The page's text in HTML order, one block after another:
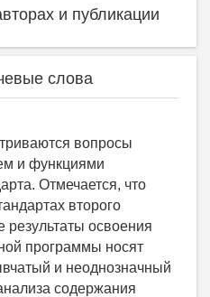
и публикации
слова
вопросы
и функциями
Отмечается, что
второго
освоения
программы носят
и неоднозначный
содержания